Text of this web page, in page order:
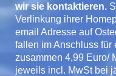
wir sie kontaktieren.
Verlinkung ihrer
email Adresse auf
fallen im Anschluss für
zusammen 4,99 Euro/
jeweils incl. MwSt bei